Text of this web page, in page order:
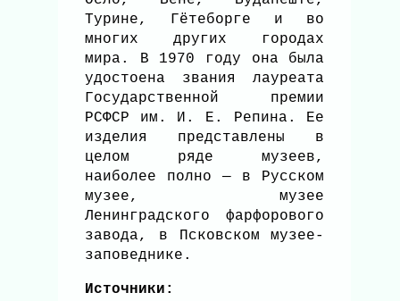
Турине, Гётеборге и во
многих других городах
мира. В 1970 году она была
удостоена звания лауреата
Государственной премии
РСФСР им. И. Е. Репина. Ее
изделия представлены в
целом ряде музеев,
наиболее полно — в Русском
музее, музее
Ленинградского фарфорового
завода, в Псковском музее-
заповеднике.
Источники: